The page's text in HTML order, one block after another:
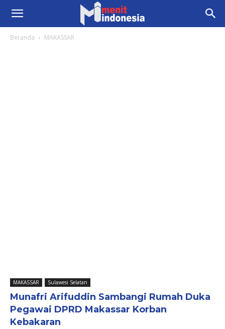
Beranda MAKASSAR
MAKASSAR Sulawesi Selatan
Munafri Arifuddin Sambangi Rumah Duka
Pegawai DPRD Makassar Korban
Kebakaran